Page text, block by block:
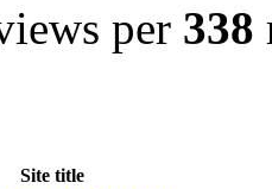
per 338
Site title